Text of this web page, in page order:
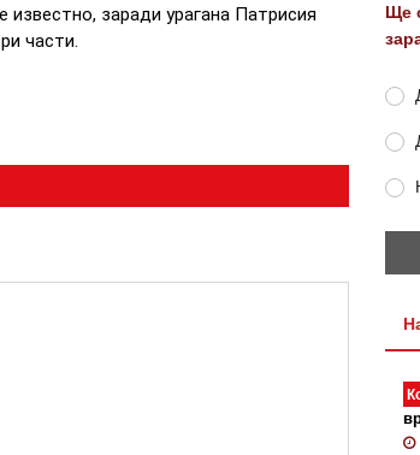
заради урагана Патрисия
части.
Ще